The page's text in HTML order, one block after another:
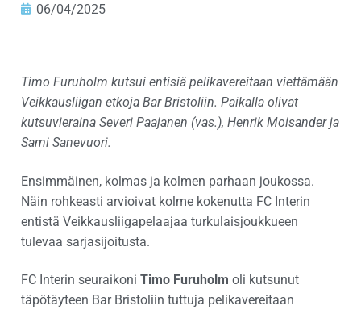
06/04/2025
Timo Furuholm kutsui entisiä pelikavereitaan viettämään
Veikkausliigan etkoja Bar Bristoliin. Paikalla olivat
kutsuvieraina Severi Paajanen (vas.), Henrik Moisander ja
Sami Sanevuori.
Ensimmäinen, kolmas ja kolmen parhaan joukossa.
Näin rohkeasti arvioivat kolme kokenutta FC Interin
entistä Veikkausliigapelaajaa turkulaisjoukkueen
tulevaa sarjasijoitusta.
FC Interin seuraikoni Timo Furuholm oli kutsunut
täpötäyteen Bar Bristoliin tuttuja pelikavereitaan